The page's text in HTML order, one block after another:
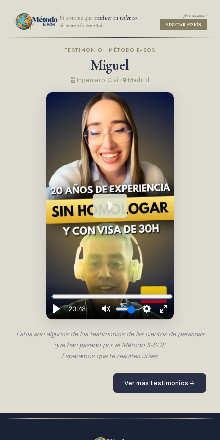
El sistema que traduce tu talento
al mercado español
¿Eres alumno?
INICIAR SESIÓN
TESTIMONIO · MÉTODO K-SOS
Miguel
Ingeniero Civil Madrid
Estos son algunos de los testimonios de las cientos de personas
que han pasado por el Método K-SOS.
Esperamos que te resulten útiles.
Ver más testimonios